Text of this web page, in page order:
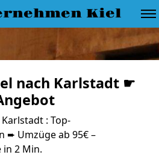
Kiel
nach Karlstadt ☛
: Top-
➨ Umzüge ab 95€ –
in 2 Min.